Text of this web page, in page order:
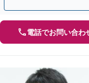
電話でお問い合わ